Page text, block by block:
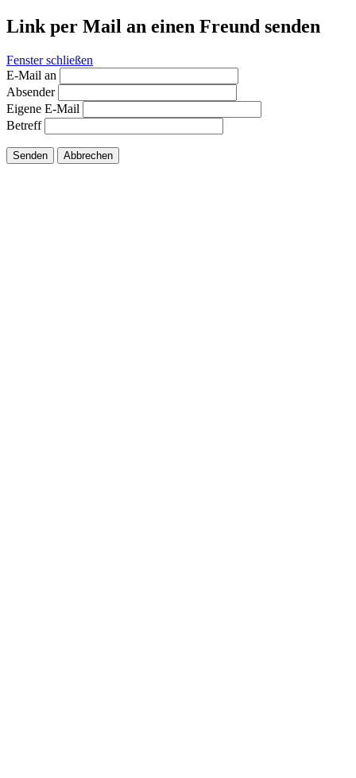
Link per Mail an einen Freund senden
Fenster schließen
E-Mail an
Absender
Eigene E-Mail
Betreff
Senden Abbrechen